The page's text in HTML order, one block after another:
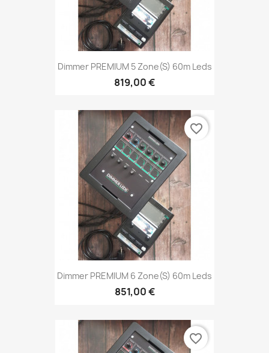
Dimmer PREMIUM 5 Zone(s) 60m Leds
819,00 €
Dimmer PREMIUM 6 Zone(s) 60m Leds
851,00 €
favorite_border
favorite_border